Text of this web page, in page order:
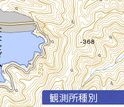
観測所種別